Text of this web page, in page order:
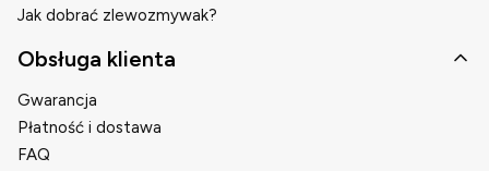
Jak dobrać zlewozmywak?
Obsługa klienta
Gwarancja
Płatność i dostawa
FAQ